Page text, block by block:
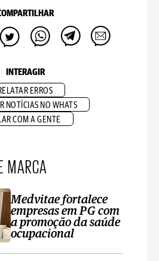
INTERAGIR
ERROS
NOTÍCIAS NO WHATS
COM A GENTE
MARCA
Medvitae fortalece
empresas em PG com
a promoção da saúde
ocupacional